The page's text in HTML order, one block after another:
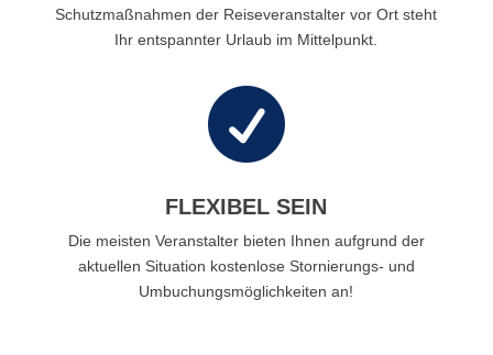
Schutzmaßnahmen der Reiseveranstalter vor Ort steht
Ihr entspannter Urlaub im Mittelpunkt.

FLEXIBEL SEIN
Die meisten Veranstalter bieten Ihnen aufgrund der
aktuellen Situation kostenlose Stornierungs- und
Umbuchungsmöglichkeiten an!